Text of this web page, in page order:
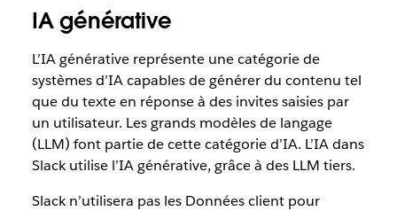
IA générative
L’IA générative représente une catégorie de
systèmes d’IA capables de générer du contenu tel
que du texte en réponse à des invites saisies par
un utilisateur. Les grands modèles de langage
(LLM) font partie de cette catégorie d’IA. L’IA dans
Slack utilise l’IA générative, grâce à des LLM tiers.
Slack n’utilisera pas les Données client pour